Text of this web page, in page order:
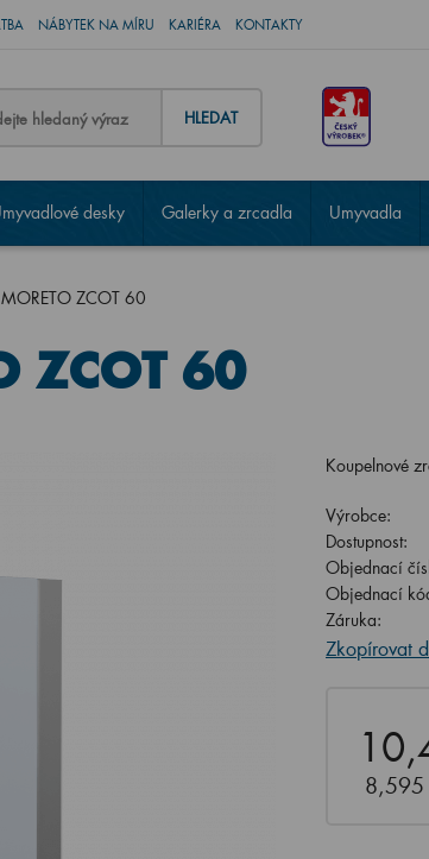
NÁBYTEK NA MÍRU KARIÉRA KONTAKTY
HLEDAT
desky Galerky a zrcadla Umyvadla
ZCOT 60
ZCOT 60
Koupelnové
Výrobce:
Dostupnost:
Objednací
Objednací
Záruka:
Zkopírovat
8,595